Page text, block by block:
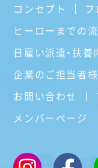
コンセプト
ヒーローまでの
日雇い派遣・扶
企業のご担当者様
お問い合わせ
メンバーページ